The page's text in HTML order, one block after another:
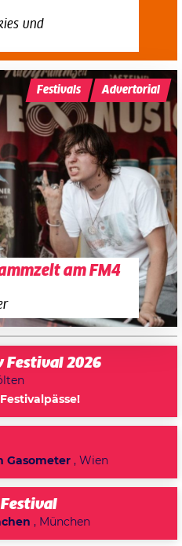
und
am FM4
Festivals Advertorial
Festival 2026
Gasometer , Wien
Festival
, München